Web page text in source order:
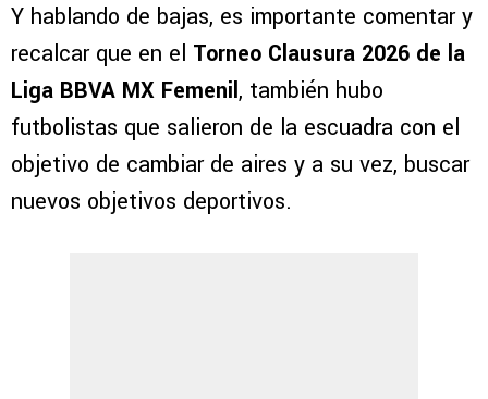
Y hablando de bajas, es importante comentar y
recalcar que en el Torneo Clausura 2026 de la
Liga BBVA MX Femenil, también hubo
futbolistas que salieron de la escuadra con el
objetivo de cambiar de aires y a su vez, buscar
nuevos objetivos deportivos.